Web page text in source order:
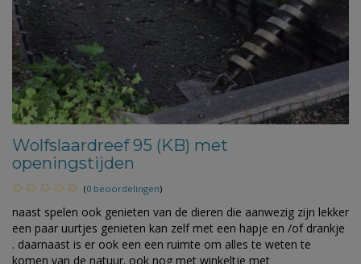
Wolfslaardreef 95 (KB) met
openingstijden
(0 beoordelingen)
naast spelen ook genieten van de dieren die aanwezig zijn lekker
een paar uurtjes genieten kan zelf met een hapje en /of drankje
. daarnaast is er ook een een ruimte om alles te weten te
komen van de natuur. ook nog met winkeltje met